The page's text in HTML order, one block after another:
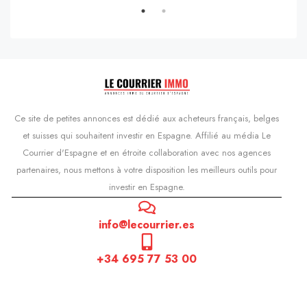
Ce site de petites annonces est dédié aux acheteurs français, belges
et suisses qui souhaitent investir en Espagne. Affilié au média Le
Courrier d'Espagne et en étroite collaboration avec nos agences
partenaires, nous mettons à votre disposition les meilleurs outils pour
investir en Espagne.
info@lecourrier.es
+34 695 77 53 00